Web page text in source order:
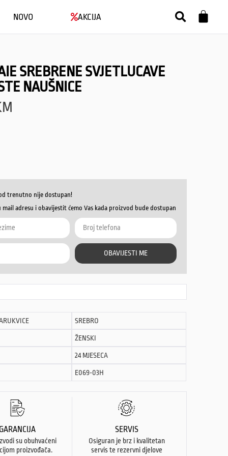
NOVO AKCIJA
SREBRENE SVJETLUCAVE
NAUŠNICE
trenutno nije dostupan!
mail adresu i obavijestit ćemo Vas kada proizvod bude dostupan
OBAVIJESTI ME
SREBRO
ŽENSKI
24 MJESECA
E069-03H
su obuhvaćeni
proizvođača.
SERVIS
Osiguran je brz i kvalitetan
servis te rezervni djelove